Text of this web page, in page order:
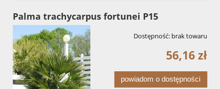
Palma trachycarpus fortunei P15
Dostępność: brak towaru
56,16 zł
powiadom o dostępności